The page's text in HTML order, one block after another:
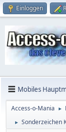
Einloggen
Mobiles
Access-o-Mania ►
► Sonderzeichen